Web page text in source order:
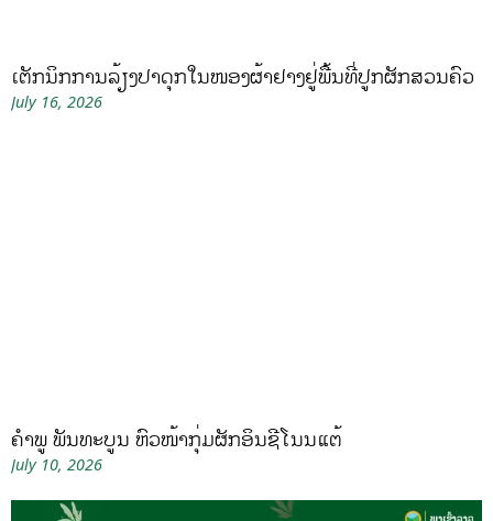
ເຕັກນິກການລ້ຽງປາດຸກໃນໜອງຜ້າຢາງຢູ່ພື້ນທີ່ປູກຜັກສວນຄົວ
July 16, 2026
ຄໍາພູ ພັນທະບູນ ຫົວໜ້າກຸ່ມຜັກອິນຊີໂນນແຕ້
July 10, 2026